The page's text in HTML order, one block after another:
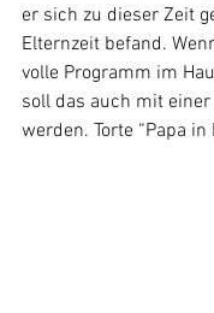
er sich zu dieser Zeit
Elternzeit befand.
volle Programm im
soll das auch mit
werden. Torte “Papa in